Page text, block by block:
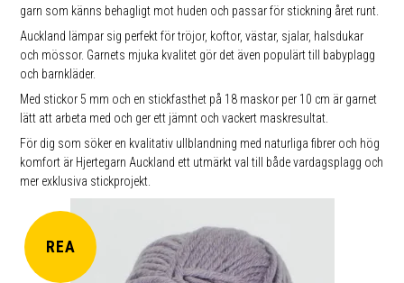
garn som känns behagligt mot huden och passar för stickning året runt.
Auckland lämpar sig perfekt för tröjor, koftor, västar, sjalar, halsdukar
och mössor. Garnets mjuka kvalitet gör det även populärt till babyplagg
och barnkläder.
Med stickor 5 mm och en stickfasthet på 18 maskor per 10 cm är garnet
lätt att arbeta med och ger ett jämnt och vackert maskresultat.
För dig som söker en kvalitativ ullblandning med naturliga fibrer och hög
komfort är Hjertegarn Auckland ett utmärkt val till både vardagsplagg och
mer exklusiva stickprojekt.
REA